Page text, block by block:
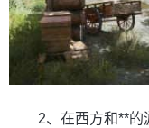
2、在西方和**的